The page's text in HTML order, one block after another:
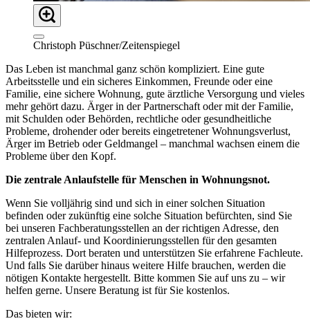
Christoph Püschner/Zeitenspiegel
Das Leben ist manchmal ganz schön kompliziert. Eine gute
Arbeitsstelle und ein sicheres Einkommen, Freunde oder eine
Familie, eine sichere Wohnung, gute ärztliche Versorgung und vieles
mehr gehört dazu. Ärger in der Partnerschaft oder mit der Familie,
mit Schulden oder Behörden, rechtliche oder gesundheitliche
Probleme, drohender oder bereits eingetretener Wohnungsverlust,
Ärger im Betrieb oder Geldmangel – manchmal wachsen einem die
Probleme über den Kopf.
Die zentrale Anlaufstelle für Menschen in Wohnungsnot.
Wenn Sie volljährig sind und sich in einer solchen Situation
befinden oder zukünftig eine solche Situation befürchten, sind Sie
bei unseren Fachberatungsstellen an der richtigen Adresse, den
zentralen Anlauf- und Koordinierungsstellen für den gesamten
Hilfeprozess. Dort beraten und unterstützen Sie erfahrene Fachleute.
Und falls Sie darüber hinaus weitere Hilfe brauchen, werden die
nötigen Kontakte hergestellt. Bitte kommen Sie auf uns zu – wir
helfen gerne. Unsere Beratung ist für Sie kostenlos.
Das bieten wir: